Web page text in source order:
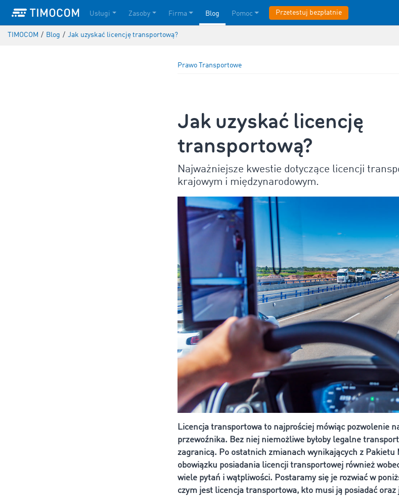
Usługi Zasoby Firma Blog Pomoc Przetestuj bezpłatnie
TIMOCOM / Blog / Jak uzyskać licencję transportową?
Prawo Transportowe
Jak uzyskać licencję
transportową?
Najważniejsze kwestie dotyczące licencji
krajowym i międzynarodowym.
Licencja transportowa to najprościej mówiąc pozwolenie
przewoźnika. Bez niej niemożliwe byłoby legalne
zagranicą. Po ostatnich zmianach wynikających z Pakietu
obowiązku posiadania licencji transportowej również
wiele pytań i wątpliwości. Postaramy się je rozwiać w
czym jest licencja transportowa, kto musi ją posiadać oraz